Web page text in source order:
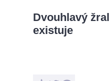
Dvouhlavý
existuje